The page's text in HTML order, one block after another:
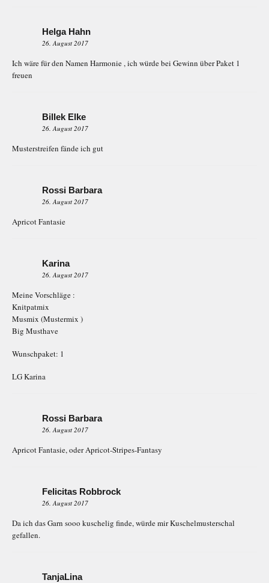
Helga Hahn
26. August 2017
Ich wäre für den Namen Harmonie , ich würde bei Gewinn über Paket 1
freuen
Billek Elke
26. August 2017
Musterstreifen fände ich gut
Rossi Barbara
26. August 2017
Apricot Fantasie
Karina
26. August 2017
Meine Vorschläge :
Knitpatmix
Musmix (Mustermix )
Big Musthave
Wunschpaket: 1
LG Karina
Rossi Barbara
26. August 2017
Apricot Fantasie, oder Apricot-Stripes-Fantasy
Felicitas Robbrock
26. August 2017
Da ich das Garn sooo kuschelig finde, würde mir Kuschelmusterschal
gefallen.
TanjaLina